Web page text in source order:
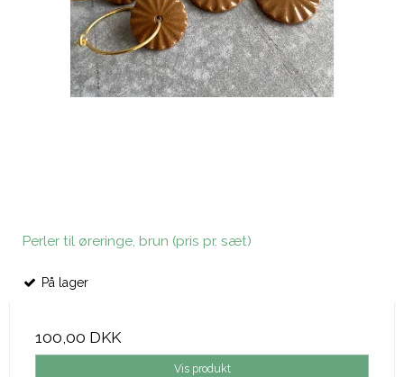
Perler til øreringe, brun (pris pr. sæt)
På lager
100,00 DKK
Vis produkt